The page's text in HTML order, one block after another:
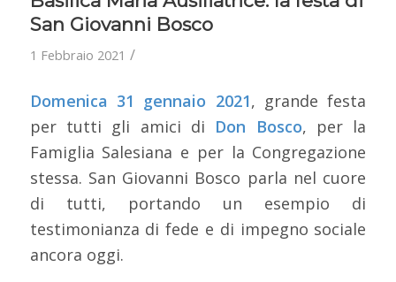
San Giovanni Bosco
1 Febbraio 2021 /
Domenica 31 gennaio 2021, grande festa
per tutti gli amici di Don Bosco, per la
Famiglia Salesiana e per la Congregazione
stessa. San Giovanni Bosco parla nel cuore
di tutti, portando un esempio di
testimonianza di fede e di impegno sociale
ancora oggi.